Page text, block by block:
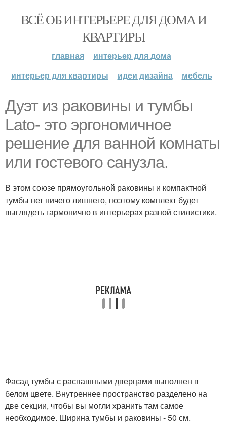
ВСЁ ОБ ИНТЕРЬЕРЕ ДЛЯ ДОМА И
КВАРТИРЫ
главная
интерьер для дома
интерьер для квартиры
идеи дизайна мебель
Дуэт из раковины и тумбы
Lato- это эргономичное
решение для ванной комнаты
или гостевого санузла.
В этом союзе прямоугольной раковины и компактной
тумбы нет ничего лишнего, поэтому комплект будет
выглядеть гармонично в интерьерах разной стилистики.
Фасад тумбы с распашными дверцами выполнен в
белом цвете. Внутреннее пространство разделено на
две секции, чтобы вы могли хранить там самое
необходимое. Ширина тумбы и раковины - 50 см.